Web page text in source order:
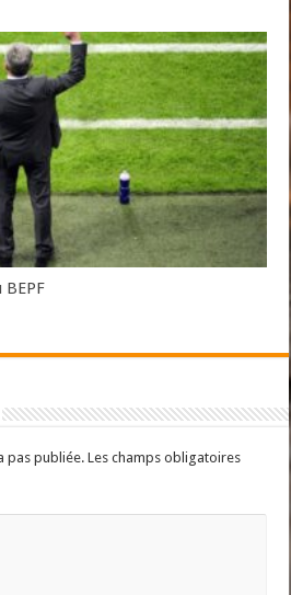
pas publiée. Les champs obligatoires